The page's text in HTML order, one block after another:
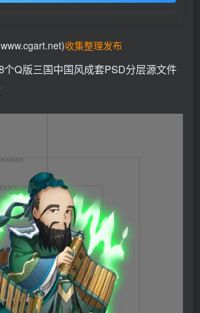
收集整理发布
个Q版三国中国风成套PSD分层源文件
找回密码